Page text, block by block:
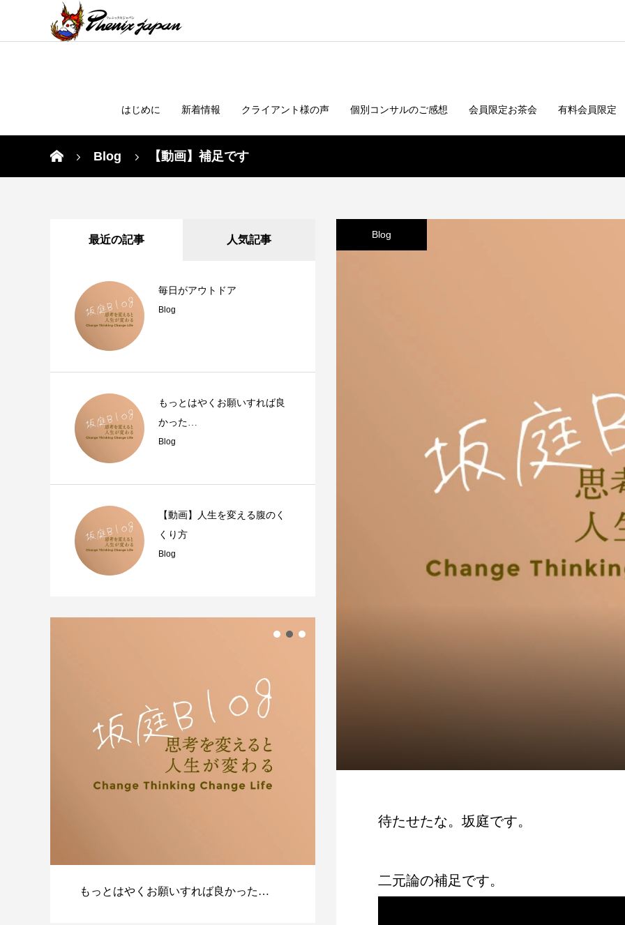
はじめに 新着情報 クライアント様の声 個別コンサルのご感想 会員限定お茶会 有料会員限定
Blog 【動画】補足です
Blog
待たせたな。坂庭です。
二元論の補足です。
最近の記事 人気記事
毎日がアウトドア
Blog
もっとはやくお願いすれば良
かった…
Blog
【動画】人生を変える腹のく
くり方
Blog
もっとはやくお願いすれば良かった… 【動画】人生を変える腹のくくり方